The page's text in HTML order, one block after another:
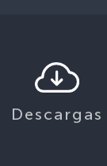
Descargas